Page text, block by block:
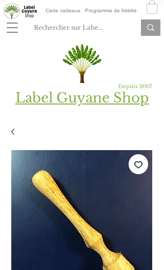
Carte cadeaux Programme de fidélité
Depuis 2007
Label Guyane Shop